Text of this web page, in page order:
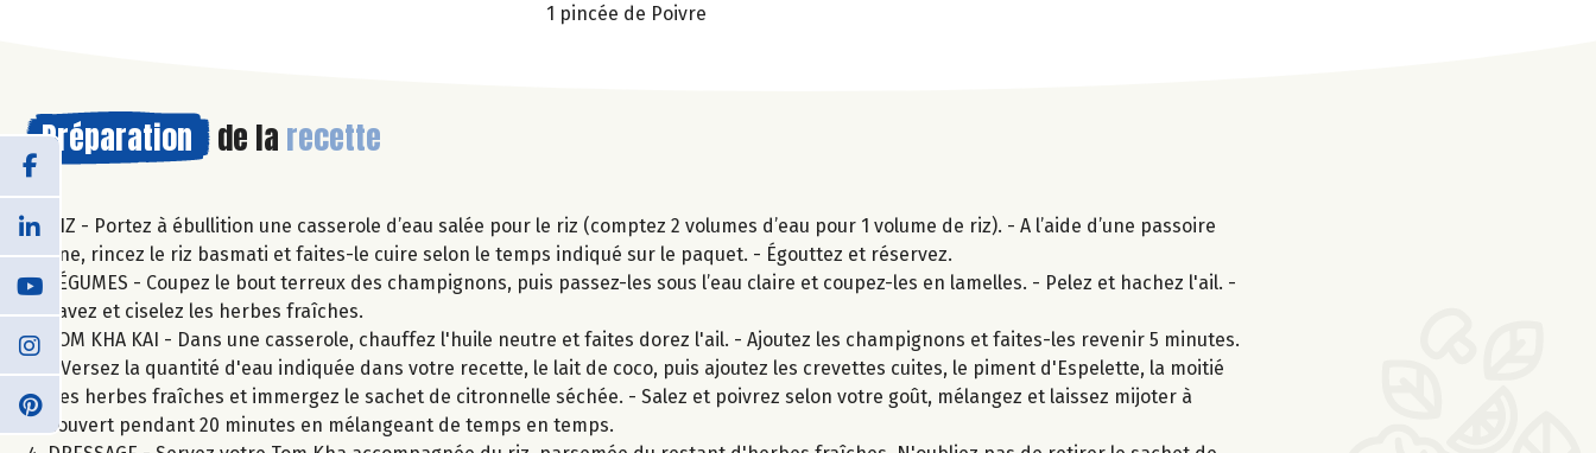
1 pincée de Poivre
Préparation de la recette
RIZ - Portez à ébullition une casserole d’eau salée pour le riz (comptez 2 volumes d’eau pour 1 volume de riz). - A l’aide d’une passoire
fine, rincez le riz basmati et faites-le cuire selon le temps indiqué sur le paquet. - Égouttez et réservez.
LÉGUMES - Coupez le bout terreux des champignons, puis passez-les sous l’eau claire et coupez-les en lamelles. - Pelez et hachez l'ail. -
Lavez et ciselez les herbes fraîches.
TOM KHA KAI - Dans une casserole, chauffez l'huile neutre et faites dorez l'ail. - Ajoutez les champignons et faites-les revenir 5 minutes.
- Versez la quantité d'eau indiquée dans votre recette, le lait de coco, puis ajoutez les crevettes cuites, le piment d'Espelette, la moitié
des herbes fraîches et immergez le sachet de citronnelle séchée. - Salez et poivrez selon votre goût, mélangez et laissez mijoter à
couvert pendant 20 minutes en mélangeant de temps en temps.